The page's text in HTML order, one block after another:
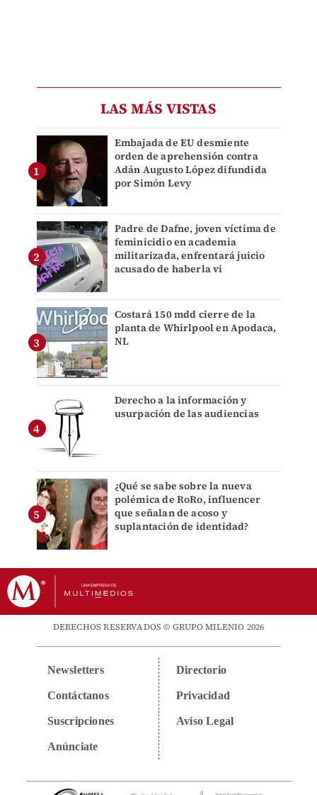
LAS MÁS VISTAS
Embajada de EU desmiente
orden de aprehensión contra
Adán Augusto López difundida
por Simón Levy
Padre de Dafne, joven víctima de
feminicidio en academia
militarizada, enfrentará juicio
acusado de haberla vi
Costará 150 mdd cierre de la
planta de Whirlpool en Apodaca,
NL
Derecho a la información y
usurpación de las audiencias
¿Qué se sabe sobre la nueva
polémica de RoRo, influencer
que señalan de acoso y
suplantación de identidad?
DERECHOS RESERVADOS © GRUPO MILENIO 2026
Newsletters
Contáctanos
Suscripciones
Anúnciate
Directorio
Privacidad
Aviso Legal